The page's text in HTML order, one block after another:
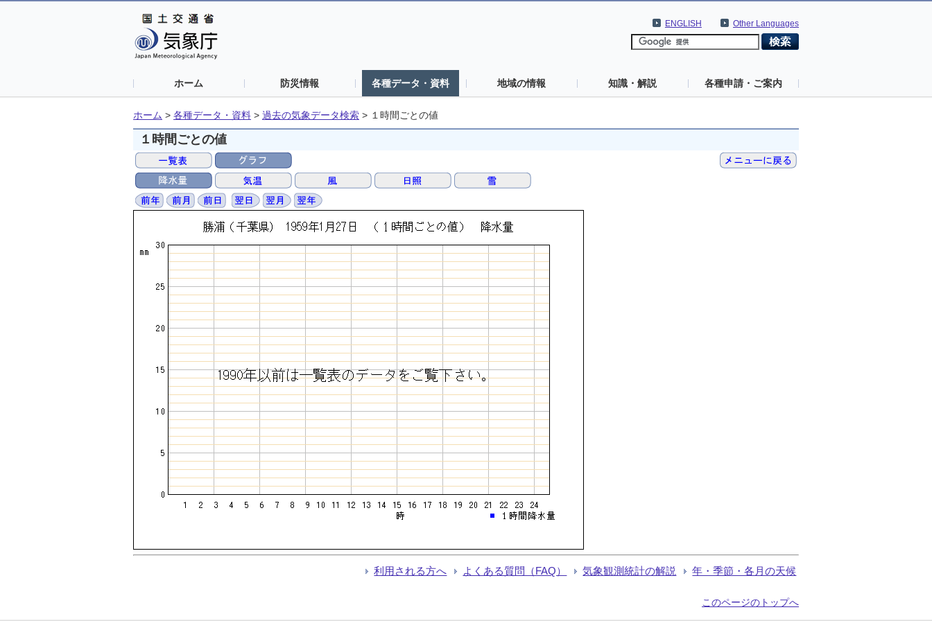
Other Languages
ENGLISH
ホーム 防災情報 各種データ・資料 地域の情報 知識・解説 各種申請・ご案内
ホーム > 各種データ・資料 > 過去の気象データ検索 > １時間ごとの値
１時間ごとの値
利用される方へ よくある質問（FAQ） 気象観測統計の解説 年・季節・各月の天候
このページのトップへ